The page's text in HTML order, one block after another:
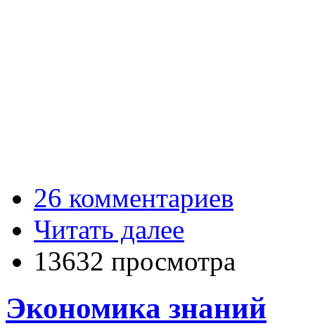
26 комментариев
Читать далее
13632 просмотра
Экономика знаний